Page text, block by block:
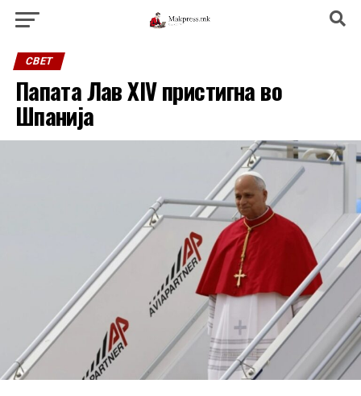
СВЕТ
Папата Лав XIV пристигна во
Шпанија